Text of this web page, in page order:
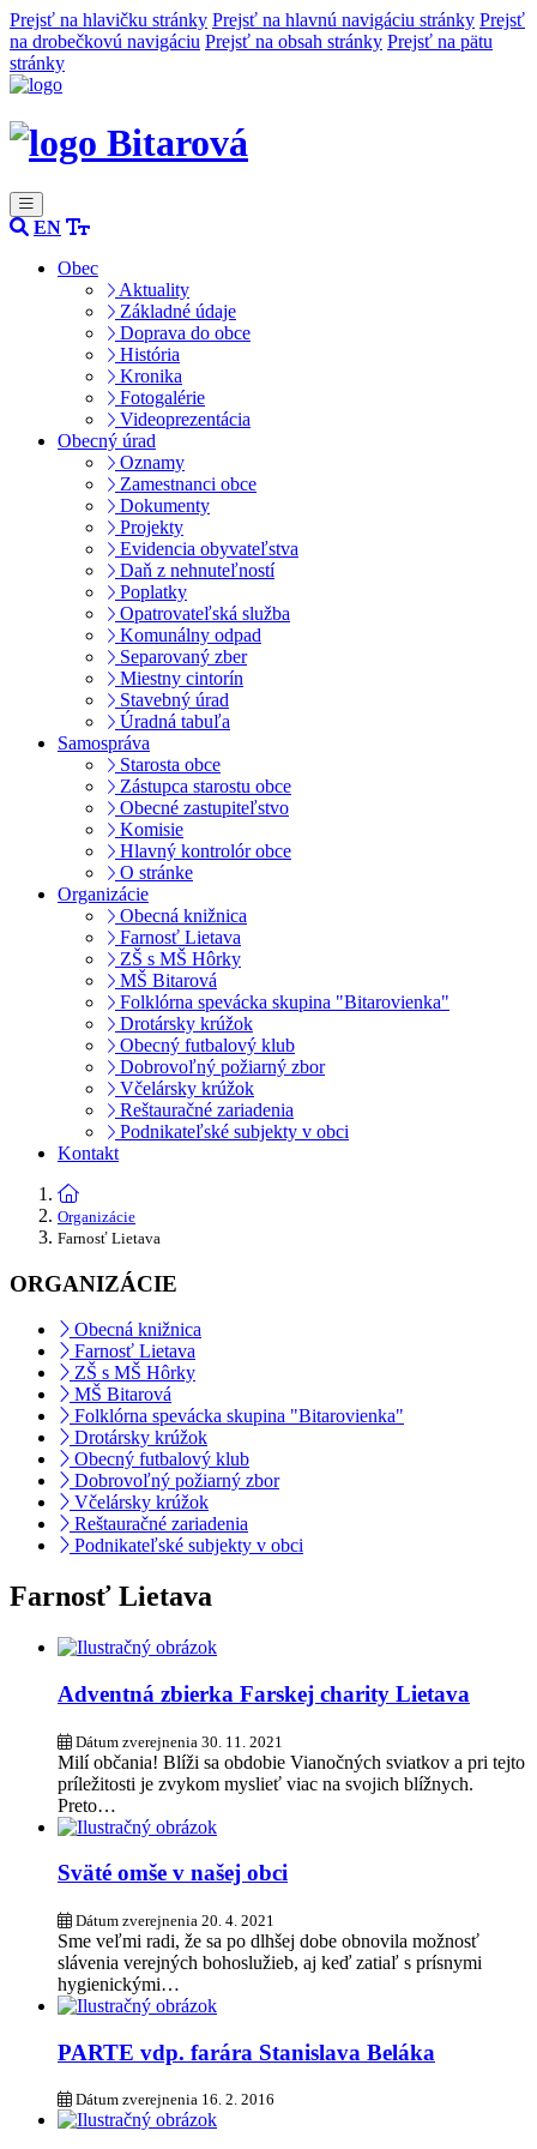
Prejsť na hlavičku stránky Prejsť na hlavnú navigáciu stránky Prejsť
na drobečkovú navigáciu Prejsť na obsah stránky Prejsť na pätu
stránky
Bitarová
EN
Obec
Aktuality
Základné údaje
Doprava do obce
História
Kronika
Fotogalérie
Videoprezentácia
Obecný úrad
Oznamy
Zamestnanci obce
Dokumenty
Projekty
Evidencia obyvateľstva
Daň z nehnuteľností
Poplatky
Opatrovateľská služba
Komunálny odpad
Separovaný zber
Miestny cintorín
Stavebný úrad
Úradná tabuľa
Samospráva
Starosta obce
Zástupca starostu obce
Obecné zastupiteľstvo
Komisie
Hlavný kontrolór obce
O stránke
Organizácie
Obecná knižnica
Farnosť Lietava
ZŠ s MŠ Hôrky
MŠ Bitarová
Folklórna spevácka skupina "Bitarovienka"
Drotársky krúžok
Obecný futbalový klub
Dobrovoľný požiarný zbor
Včelársky krúžok
Reštauračné zariadenia
Podnikateľské subjekty v obci
Kontakt
Organizácie
Farnosť Lietava
ORGANIZÁCIE
Obecná knižnica
Farnosť Lietava
ZŠ s MŠ Hôrky
MŠ Bitarová
Folklórna spevácka skupina "Bitarovienka"
Drotársky krúžok
Obecný futbalový klub
Dobrovoľný požiarný zbor
Včelársky krúžok
Reštauračné zariadenia
Podnikateľské subjekty v obci
Farnosť Lietava
Adventná zbierka Farskej charity Lietava
Dátum zverejnenia 30. 11. 2021
Milí občania! Blíži sa obdobie Vianočných sviatkov a pri tejto
príležitosti je zvykom myslieť viac na svojich blížnych.
Preto…
Sväté omše v našej obci
Dátum zverejnenia 20. 4. 2021
Sme veľmi radi, že sa po dlhšej dobe obnovila možnosť
slávenia verejných bohoslužieb, aj keď zatiaľ s prísnymi
hygienickými…
PARTE vdp. farára Stanislava Beláka
Dátum zverejnenia 16. 2. 2016